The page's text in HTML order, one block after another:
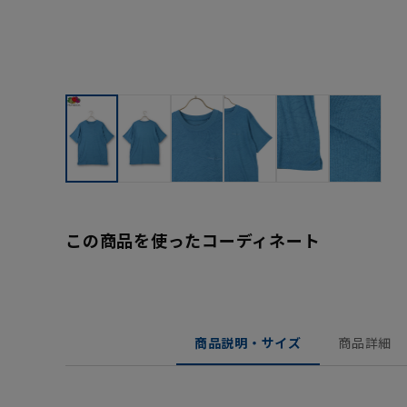
この商品を使ったコーディネート
商品説明・サイズ 商品詳細